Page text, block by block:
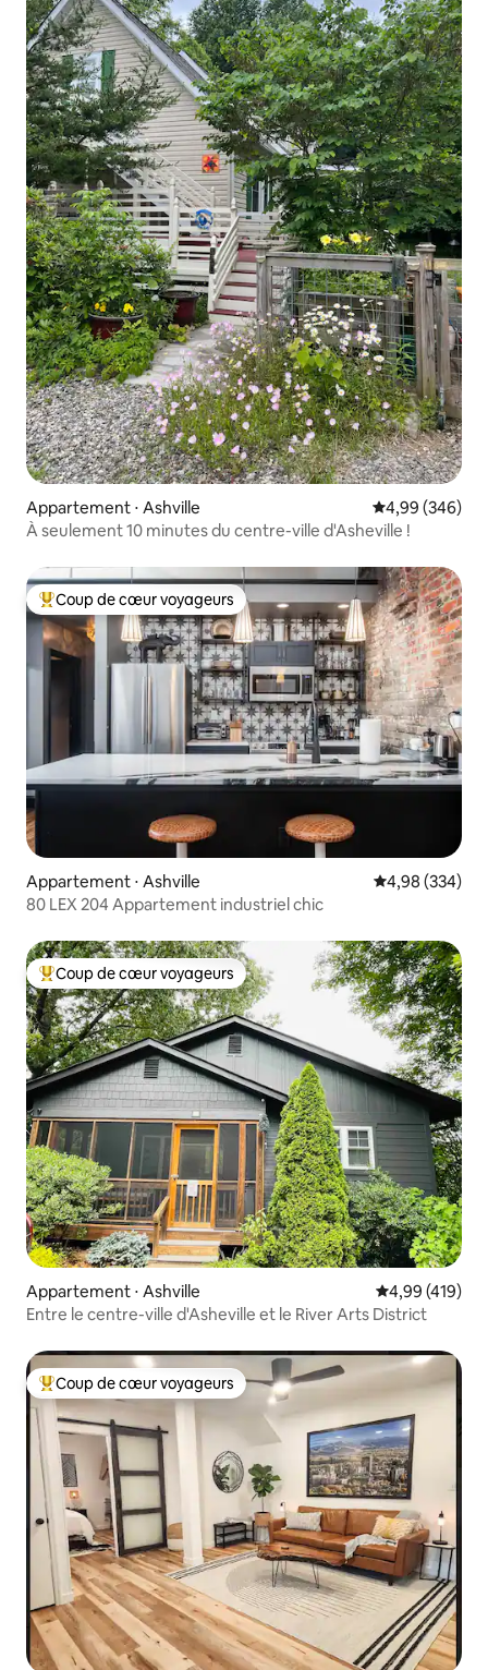
Appartement ⋅ Ashville Évaluation
4,99 (346)
À seulement 10 minutes du centre-ville d'Asheville !
Coups de cœur voyageurs les plus appréciés
Coup de cœur voyageurs
Appartement ⋅ Ashville Évaluation
4,98 (334)
80 LEX 204 Appartement industriel chic
Coups de cœur voyageurs les plus appréciés
Coup de cœur voyageurs
Appartement ⋅ Ashville Évaluation
4,99 (419)
Entre le centre-ville d'Asheville et le River Arts District
Coups de cœur voyageurs les plus appréciés
Coup de cœur voyageurs